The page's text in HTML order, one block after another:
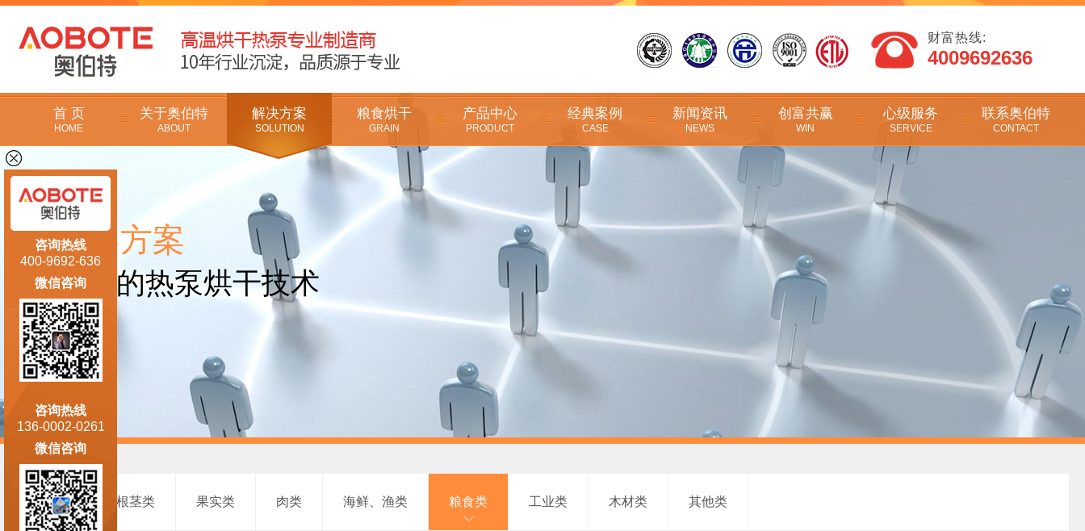
财富热线:
4009692636
首 页
HOME
关于奥伯特
ABOUT
解决方案
SOLUTION
粮食烘干
GRAIN
产品中心
PRODUCT
经典案例
CASE
新闻资讯
NEWS
创富共赢
WIN
心级服务
SERVICE
联系奥伯特
CONTACT
解决 方案
领先的热泵烘干技术
花叶类 根茎类 果实类 肉类 海鲜、渔类 粮食类 工业类 木材类 其他类
咨询热线
400-9692-636
微信咨询
咨询热线
136-0002-0261
微信咨询